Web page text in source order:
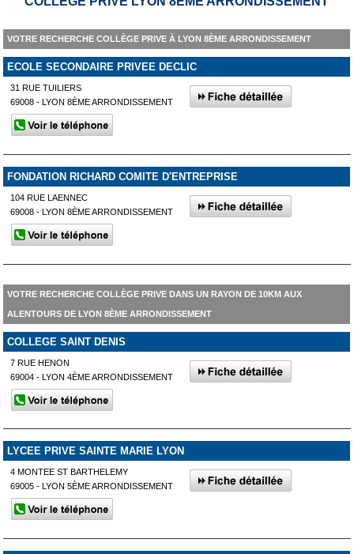
VOTRE RECHERCHE COLLÈGE PRIVE À LYON 8ÈME ARRONDISSEMENT
ECOLE SECONDAIRE PRIVEE DECLIC
31 RUE TUILIERS
69008 - LYON 8ÈME ARRONDISSEMENT
FONDATION RICHARD COMITE D'ENTREPRISE
104 RUE LAENNEC
69008 - LYON 8ÈME ARRONDISSEMENT
VOTRE RECHERCHE COLLÈGE PRIVE DANS UN RAYON DE 10KM AUX
ALENTOURS DE LYON 8ÈME ARRONDISSEMENT
COLLEGE SAINT DENIS
7 RUE HENON
69004 - LYON 4ÈME ARRONDISSEMENT
LYCEE PRIVE SAINTE MARIE LYON
4 MONTEE ST BARTHELEMY
69005 - LYON 5ÈME ARRONDISSEMENT